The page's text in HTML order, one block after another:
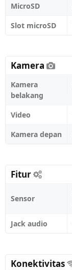
MicroSD
Slot microSD
Kamera
Kamera
belakang
Video
Kamera depan
Fitur
Sensor
Jack audio
Konektivitas